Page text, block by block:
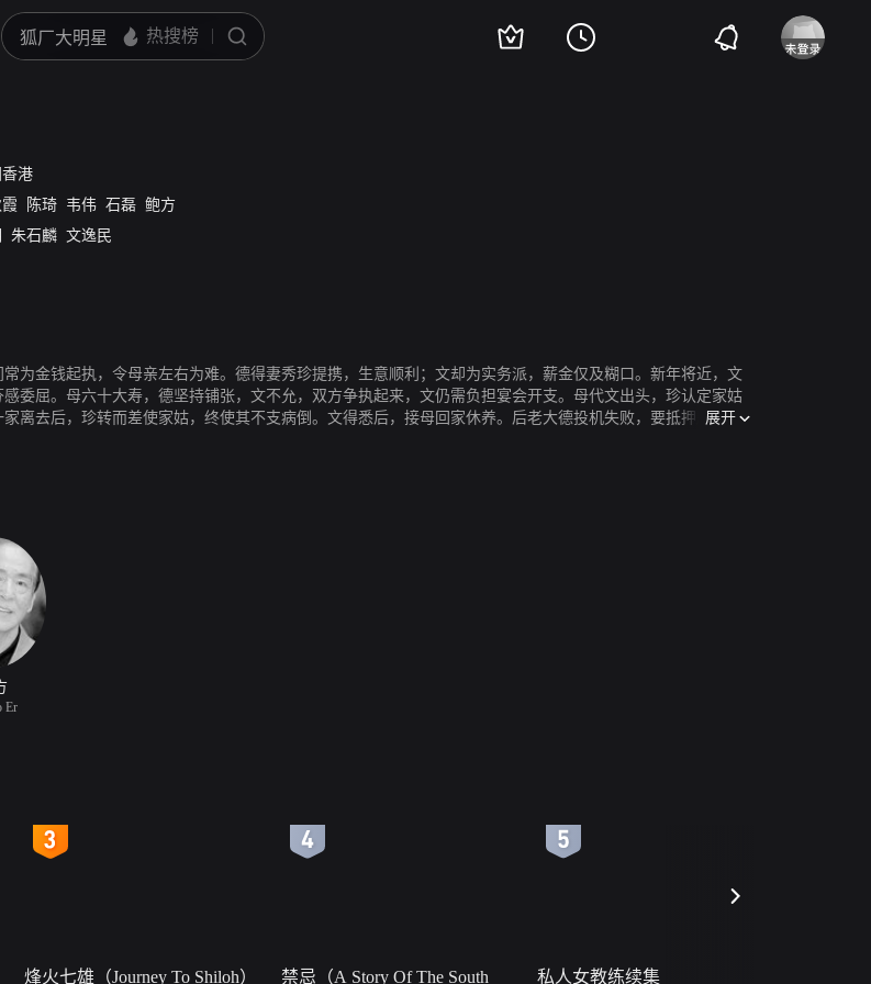
港
陈琦 韦伟 石磊 鲍方
朱石麟 文逸民
为金钱起执，令母亲左右为难。德得妻秀珍提携，生意顺利；文却为实务派，薪金仅及糊口。新年将近，文
委屈。母六十大寿，德坚持铺张，文不允，双方争执起来，文仍需负担宴会开支。母代文出头，珍认定家姑
离去后，珍转而差使家姑，终使其不支病倒。文得悉后，接母回家休养。后老大德投机失败，要抵押所住大
展开
Er
烽火七雄（Journey To Shiloh） 禁忌（A Story Of The South 私人女教练续集